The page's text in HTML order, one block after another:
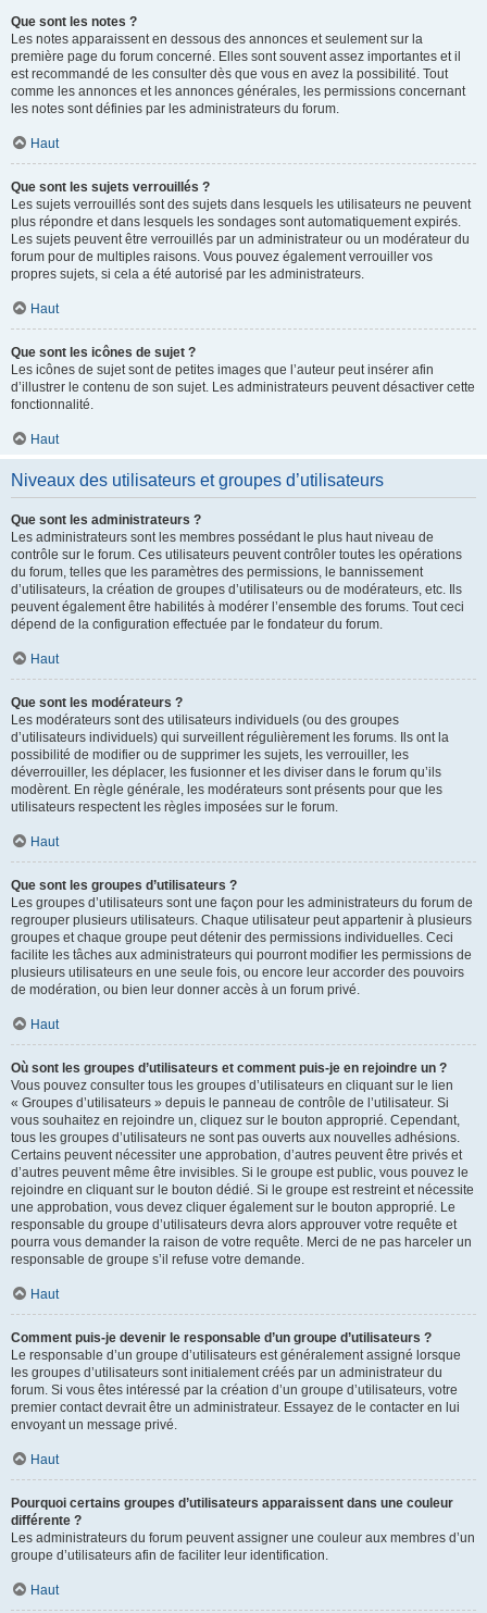
Que sont les notes ?
Les notes apparaissent en dessous des annonces et seulement sur la
première page du forum concerné. Elles sont souvent assez importantes et il
est recommandé de les consulter dès que vous en avez la possibilité. Tout
comme les annonces et les annonces générales, les permissions concernant
les notes sont définies par les administrateurs du forum.
Haut
Que sont les sujets verrouillés ?
Les sujets verrouillés sont des sujets dans lesquels les utilisateurs ne peuvent
plus répondre et dans lesquels les sondages sont automatiquement expirés.
Les sujets peuvent être verrouillés par un administrateur ou un modérateur du
forum pour de multiples raisons. Vous pouvez également verrouiller vos
propres sujets, si cela a été autorisé par les administrateurs.
Haut
Que sont les icônes de sujet ?
Les icônes de sujet sont de petites images que l’auteur peut insérer afin
d’illustrer le contenu de son sujet. Les administrateurs peuvent désactiver cette
fonctionnalité.
Haut
Niveaux des utilisateurs et groupes d’utilisateurs
Que sont les administrateurs ?
Les administrateurs sont les membres possédant le plus haut niveau de
contrôle sur le forum. Ces utilisateurs peuvent contrôler toutes les opérations
du forum, telles que les paramètres des permissions, le bannissement
d’utilisateurs, la création de groupes d’utilisateurs ou de modérateurs, etc. Ils
peuvent également être habilités à modérer l’ensemble des forums. Tout ceci
dépend de la configuration effectuée par le fondateur du forum.
Haut
Que sont les modérateurs ?
Les modérateurs sont des utilisateurs individuels (ou des groupes
d’utilisateurs individuels) qui surveillent régulièrement les forums. Ils ont la
possibilité de modifier ou de supprimer les sujets, les verrouiller, les
déverrouiller, les déplacer, les fusionner et les diviser dans le forum qu’ils
modèrent. En règle générale, les modérateurs sont présents pour que les
utilisateurs respectent les règles imposées sur le forum.
Haut
Que sont les groupes d’utilisateurs ?
Les groupes d’utilisateurs sont une façon pour les administrateurs du forum de
regrouper plusieurs utilisateurs. Chaque utilisateur peut appartenir à plusieurs
groupes et chaque groupe peut détenir des permissions individuelles. Ceci
facilite les tâches aux administrateurs qui pourront modifier les permissions de
plusieurs utilisateurs en une seule fois, ou encore leur accorder des pouvoirs
de modération, ou bien leur donner accès à un forum privé.
Haut
Où sont les groupes d’utilisateurs et comment puis-je en rejoindre un ?
Vous pouvez consulter tous les groupes d’utilisateurs en cliquant sur le lien
« Groupes d’utilisateurs » depuis le panneau de contrôle de l’utilisateur. Si
vous souhaitez en rejoindre un, cliquez sur le bouton approprié. Cependant,
tous les groupes d’utilisateurs ne sont pas ouverts aux nouvelles adhésions.
Certains peuvent nécessiter une approbation, d’autres peuvent être privés et
d’autres peuvent même être invisibles. Si le groupe est public, vous pouvez le
rejoindre en cliquant sur le bouton dédié. Si le groupe est restreint et nécessite
une approbation, vous devez cliquer également sur le bouton approprié. Le
responsable du groupe d’utilisateurs devra alors approuver votre requête et
pourra vous demander la raison de votre requête. Merci de ne pas harceler un
responsable de groupe s’il refuse votre demande.
Haut
Comment puis-je devenir le responsable d’un groupe d’utilisateurs ?
Le responsable d’un groupe d’utilisateurs est généralement assigné lorsque
les groupes d’utilisateurs sont initialement créés par un administrateur du
forum. Si vous êtes intéressé par la création d’un groupe d’utilisateurs, votre
premier contact devrait être un administrateur. Essayez de le contacter en lui
envoyant un message privé.
Haut
Pourquoi certains groupes d’utilisateurs apparaissent dans une couleur
différente ?
Les administrateurs du forum peuvent assigner une couleur aux membres d’un
groupe d’utilisateurs afin de faciliter leur identification.
Haut